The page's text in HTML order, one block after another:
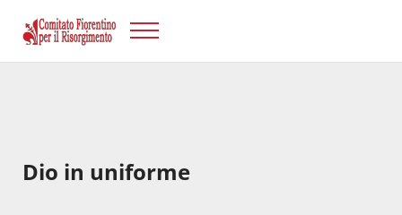
Risorgimento Firenze
Menu
Dio in uniforme